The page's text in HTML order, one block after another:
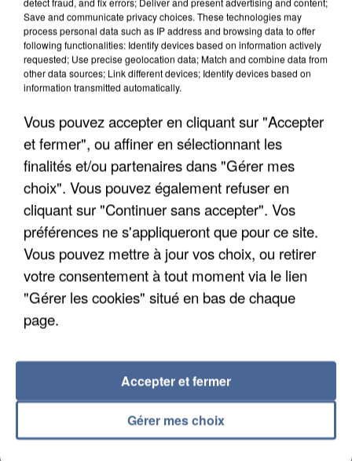
6 août 2026
Gabriel Attal et Raphaël Glucksmann visés par des
ingérences...
Sollicité, Sébastien Lecornu annonce un "travail
commun" avec les partis à la rentrée.
Save and communicate privacy choices. These technologies may
process personal data such as IP address and browsing data to offer
following functionalities: Identify devices based on information actively
requested; Use precise geolocation data; Match and combine data from
other data sources; Link different devices; Identify devices based on
information transmitted automatically.
Vous pouvez accepter en cliquant sur "Accepter
et fermer", ou affiner en sélectionnant les
finalités et/ou partenaires dans "Gérer mes
choix". Vous pouvez également refuser en
cliquant sur "Continuer sans accepter". Vos
préférences ne s'appliqueront que pour ce site.
Vous pouvez mettre à jour vos choix, ou retirer
votre consentement à tout moment via le lien
"Gérer les cookies" situé en bas de chaque
page.
Gérer mes choix
Accepter et fermer